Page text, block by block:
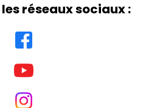
réseaux sociaux :